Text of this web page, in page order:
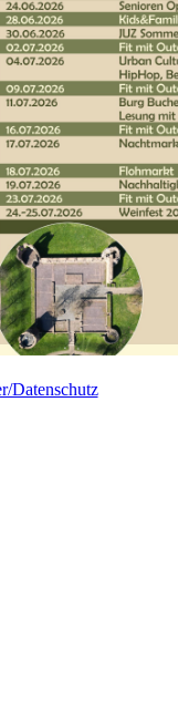
Datenschutz